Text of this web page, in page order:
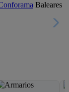
Baleares